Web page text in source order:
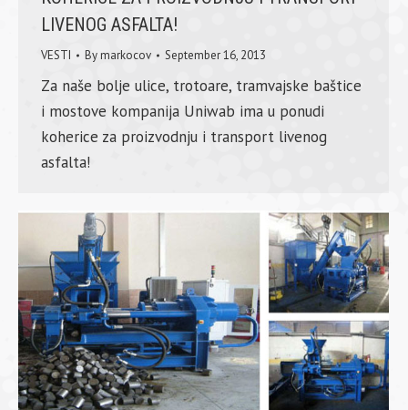
LIVENOG ASFALTA!
VESTI Bymarkocov September 16, 2013
Za naše bolje ulice, trotoare, tramvajske baštice
i mostove kompanija Uniwab ima u ponudi
koherice za proizvodnju i transport livenog
asfalta!